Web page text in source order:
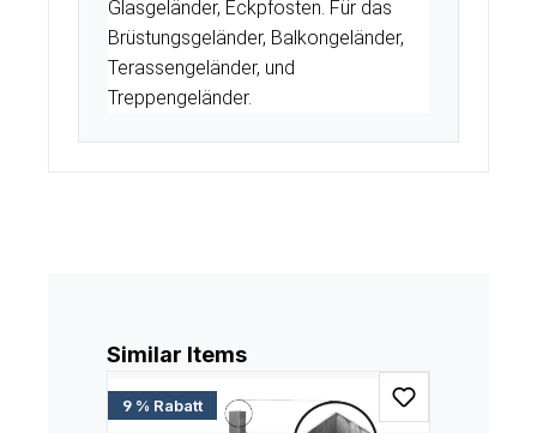
Glasgeländer, Eckpfosten. Für das
Brüstungsgeländer, Balkongeländer,
Terassengeländer, und
Treppengeländer.
Produktgalerie überspringen
Similar Items
9 % Rabatt